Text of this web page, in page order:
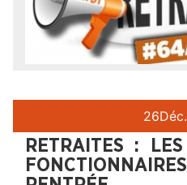
26Déc.
RETRAITES :